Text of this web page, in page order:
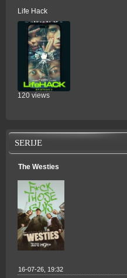
Life Hack
120 views
SERIJE
The Westies
16-07-26, 19:32